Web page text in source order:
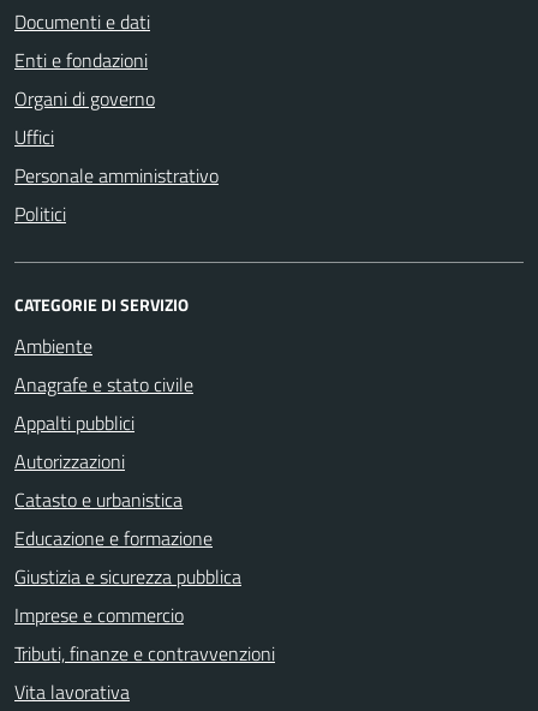
Documenti e dati
Enti e fondazioni
Organi di governo
Uffici
Personale amministrativo
Politici
CATEGORIE DI SERVIZIO
Ambiente
Anagrafe e stato civile
Appalti pubblici
Autorizzazioni
Catasto e urbanistica
Educazione e formazione
Giustizia e sicurezza pubblica
Imprese e commercio
Tributi, finanze e contravvenzioni
Vita lavorativa